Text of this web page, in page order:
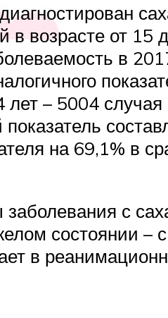
в возрасте от 15
в
– 5004
на 69,1% в
с
состоянии –
в